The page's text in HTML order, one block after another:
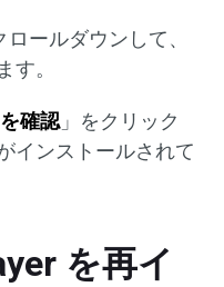
ールダウンして、
す。
確認」をクリック
インストールされて
を再イ